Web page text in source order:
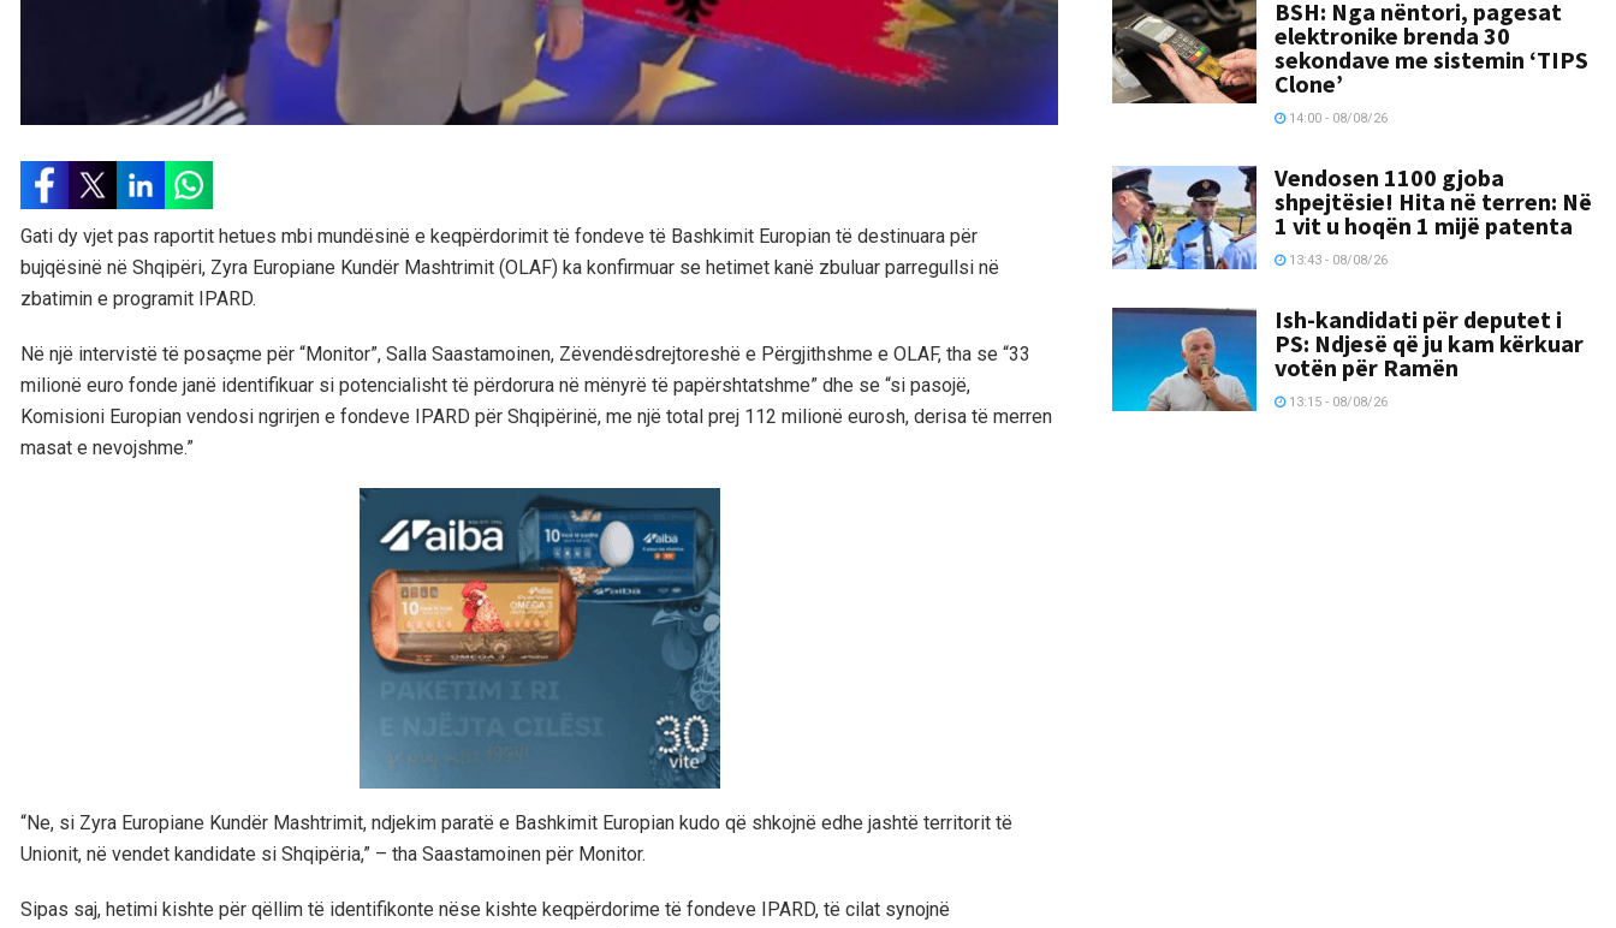
Gati dy vjet pas raportit hetues mbi mundësinë e keqpërdorimit të fondeve të Bashkimit Europian të destinuara për
bujqësinë në Shqipëri, Zyra Europiane Kundër Mashtrimit (OLAF) ka konfirmuar se hetimet kanë zbuluar parregullsi në
zbatimin e programit IPARD.
Në një intervistë të posaçme për “Monitor”, Salla Saastamoinen, Zëvendësdrejtoreshë e Përgjithshme e OLAF, tha se “33
milionë euro fonde janë identifikuar si potencialisht të përdorura në mënyrë të papërshtatshme” dhe se “si pasojë,
Komisioni Europian vendosi ngrirjen e fondeve IPARD për Shqipërinë, me një total prej 112 milionë eurosh, derisa të merren
masat e nevojshme.”
“Ne, si Zyra Europiane Kundër Mashtrimit, ndjekim paratë e Bashkimit Europian kudo që shkojnë edhe jashtë territorit të
Unionit, në vendet kandidate si Shqipëria,” – tha Saastamoinen për Monitor.
Sipas saj, hetimi kishte për qëllim të identifikonte nëse kishte keqpërdorime të fondeve IPARD, të cilat synojnë
BSH: Nga nëntori, pagesat
elektronike brenda 30
sekondave me sistemin ‘TIPS
Clone’
14:00 - 08/08/26
Vendosen 1100 gjoba
shpejtësie! Hita në terren: Në
1 vit u hoqën 1 mijë patenta
13:43 - 08/08/26
Ish-kandidati për deputet i
PS: Ndjesë që ju kam kërkuar
votën për Ramën
13:15 - 08/08/26